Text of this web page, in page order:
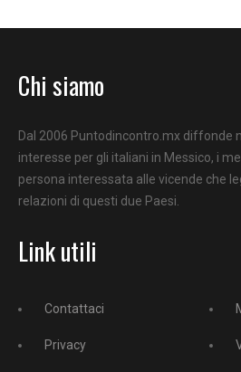
Chi siamo
Dal 2006 Puntodincontro.mx diffonde
interesse per gli italiani in Messico, i
persona interessata alle vicende che
relazioni di questi due Paesi.
Link utili
Contattaci
Privacy